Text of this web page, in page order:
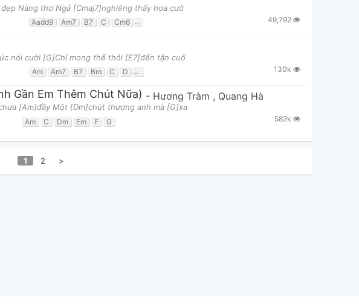
Nàng thơ Ngả [Cmaj7]nghiêng thấy hoa cườ
Aadd9 Am7 B7 C Cm6 D 49,792
nói cười [G]Chỉ mong thế thôi [E7]đến tận cuố
Am Am7 B7 Bm C D Em 130k
Gần Em Thêm Chút Nữa) - Hương Tràm , Quang Hà
[Am]đầy Một [Dm]chút thương anh mà [G]xa
Am C Dm Em F G 582k
1 2 >